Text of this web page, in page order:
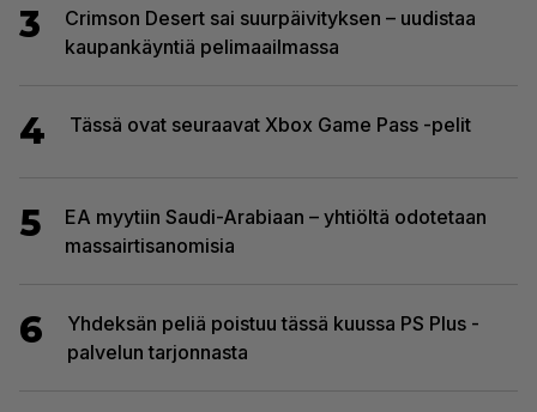
3
Crimson Desert sai suurpäivityksen – uudistaa
kaupankäyntiä pelimaailmassa
4 Tässä ovat seuraavat Xbox Game Pass -pelit
5
EA myytiin Saudi-Arabiaan – yhtiöltä odotetaan
massairtisanomisia
6
Yhdeksän peliä poistuu tässä kuussa PS Plus -
palvelun tarjonnasta